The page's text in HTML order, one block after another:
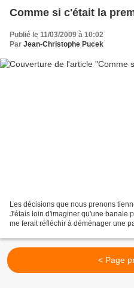
Comme si c'était la
Publié le 11/03/2009 à 10:02
Par Jean-Christophe Pucek
Les décisions que nous prenons
J'étais loin d'imaginer qu'une banale
me ferait réfléchir à déménager une
< Page